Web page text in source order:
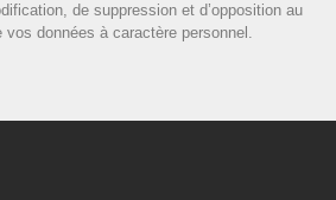
de suppression et d’opposition au
vos données à caractère personnel.